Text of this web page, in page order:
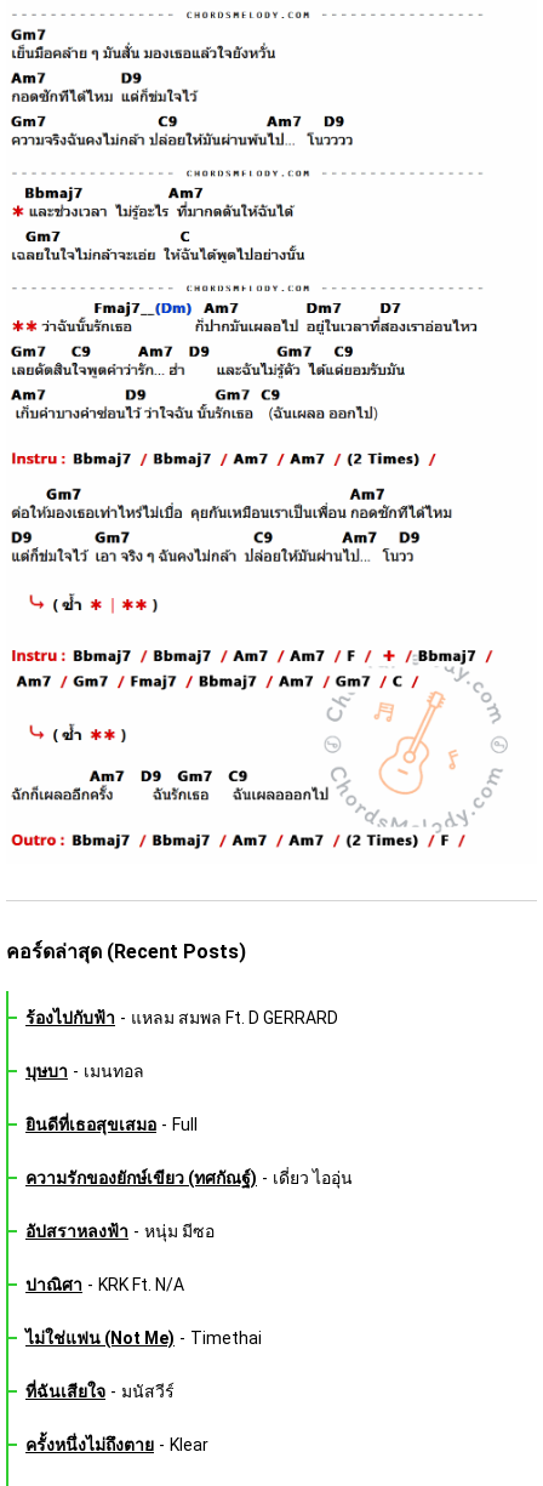
คอร์ดล่าสุด (Recent Posts)
ร้องไปกับฟ้า - แหลม สมพล Ft. D GERRARD
บุษบา - เมนทอล
ยินดีที่เธอสุขเสมอ - Full
ความรักของยักษ์เขียว (ทศกัณฐ์) - เดี่ยว ไออุ่น
อัปสราหลงฟ้า - หนุ่ม มีซอ
ปาณิศา - KRK Ft. N/A
ไม่ใช่แฟน (Not Me) - Timethai
ที่ฉันเสียใจ - มนัสวีร์
ครั้งหนึ่งไม่ถึงตาย - Klear